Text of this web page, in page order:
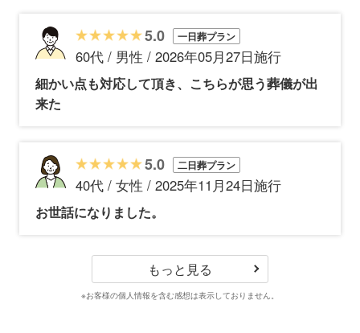
5.0 一日葬プラン
60代 / 男性 / 2026年05月27日施行
細かい点も対応して頂き、こちらが思う葬儀が出
来た
5.0 二日葬プラン
40代 / 女性 / 2025年11月24日施行
お世話になりました。
もっと見る
※お客様の個人情報を含む感想は表示しておりません。